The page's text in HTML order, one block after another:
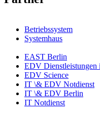
Betriebssystem
Systemhaus
EAST Berlin
EDV Dienstleistungen
EDV Science
IT \& EDV Notdienst
IT \& EDV Berlin
IT Notdienst